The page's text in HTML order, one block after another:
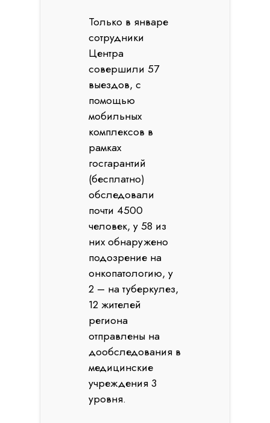
Только в январе
сотрудники
Центра
совершили 57
выездов, с
помощью
мобильных
комплексов в
рамках
госгарантий
(бесплатно)
обследовали
почти 4500
человек, у 58 из
них обнаружено
подозрение на
онкопатологию, у
2 – на туберкулез,
12 жителей
региона
отправлены на
дообследования в
медицинские
учреждения 3
уровня.